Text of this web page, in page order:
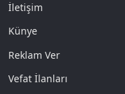
İletişim
Künye
Reklam Ver
Vefat İlanları